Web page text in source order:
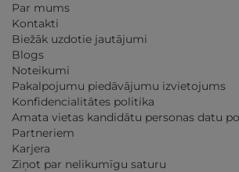
Par mums
Kontakti
Biežāk uzdotie jautājumi
Blogs
Noteikumi
Pakalpojumu piedāvājumu izvietojums
Konfidencialitātes politika
Amata vietas kandidātu personas datu
Partneriem
Karjera
Ziņot par nelikumīgu saturu